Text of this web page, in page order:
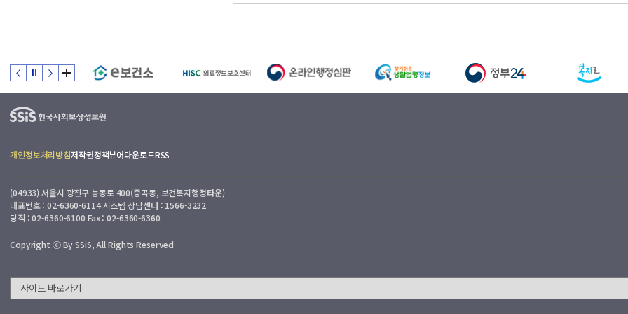
개인정보처리방침저작권정책뷰어다운로드RSS
(04933) 서울시 광진구 능동로 400(중곡동, 보건복지행정타운)
대표번호 : 02-6360-6114 시스템 상담센터 : 1566-3232
당직 : 02-6360-6100 Fax : 02-6360-6360
Copyright ⓒ By SSiS, All Rights Reserved